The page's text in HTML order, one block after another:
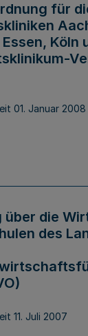
für
Köln
01. Januar 2008
über die
des
11. Juli 2007